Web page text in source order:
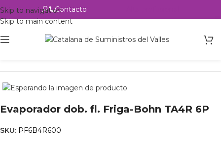
Skip to navigation
Skip to main content
Contacto
Evaporador dob. fl. Friga-Bohn TA4R 6P
SKU: PF6B4R600